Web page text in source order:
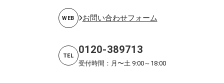
WEB お問い合わせフォーム
TEL 0120-389713
受付時間：月〜土 9:00～18:00